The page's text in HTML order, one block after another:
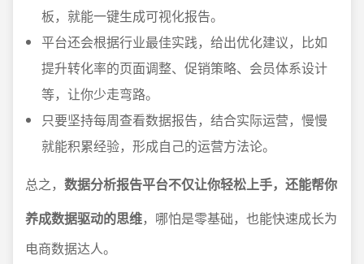
板，就能一键生成可视化报告。
平台还会根据行业最佳实践，给出优化建议，比如
提升转化率的页面调整、促销策略、会员体系设计
等，让你少走弯路。
只要坚持每周查看数据报告，结合实际运营，慢慢
就能积累经验，形成自己的运营方法论。
总之， 数据分析报告平台不仅让你轻松上手，还能帮你
养成数据驱动的思维，哪怕是零基础，也能快速成长为
电商数据达人。